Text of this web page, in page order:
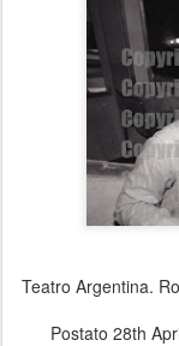
Teatro Argentina.
Postato 28th